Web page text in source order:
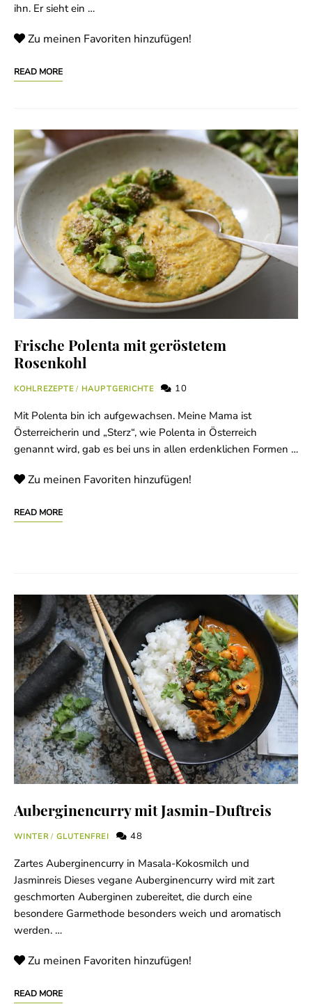
ihn. Er sieht ein …
Zu meinen Favoriten hinzufügen!
READ MORE
Frische Polenta mit geröstetem
Rosenkohl
KOHLREZEPTE / HAUPTGERICHTE 10
Mit Polenta bin ich aufgewachsen. Meine Mama ist
Österreicherin und „Sterz“, wie Polenta in Österreich
genannt wird, gab es bei uns in allen erdenklichen Formen …
Zu meinen Favoriten hinzufügen!
READ MORE
Auberginencurry mit Jasmin-Duftreis
WINTER/ GLUTENFREI 48
Zartes Auberginencurry in Masala-Kokosmilch und
Jasminreis Dieses vegane Auberginencurry wird mit zart
geschmorten Auberginen zubereitet, die durch eine
besondere Garmethode besonders weich und aromatisch
werden. …
Zu meinen Favoriten hinzufügen!
READ MORE